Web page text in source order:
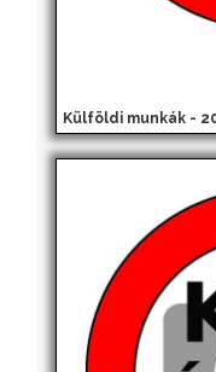
Külföldi munkák -